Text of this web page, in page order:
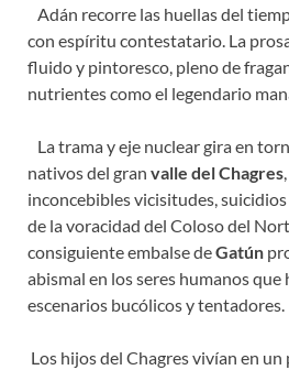
Adán recorre las huellas del
con espíritu contestatario. La
fluido y pintoresco, pleno de
nutrientes como el legendario
La trama y eje nuclear gira en
nativos del gran valle del Chagres
inconcebibles vicisitudes,
de la voracidad del Coloso del
consiguiente embalse deGatún
abismal en los seres humanos que
escenarios bucólicos y tentadores.
Los hijos del Chagres vivían en